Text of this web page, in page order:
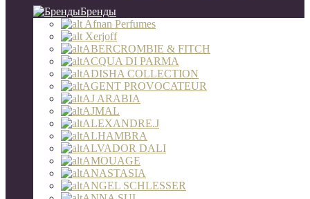
Бренды
Afnan Perfumes
Xerjoff
ABERCROMBIE & FITCH
ACQUA DI PARMA
ADISHA COLLECTION
AGENT PROVOCATEUR
AJ ARABIA
AJMAL
ALEXANDRE.J
ALHAMBRA
ALVADOR DALI
AMOUAGE
ANASTASIA
ANGEL SCHLESSER